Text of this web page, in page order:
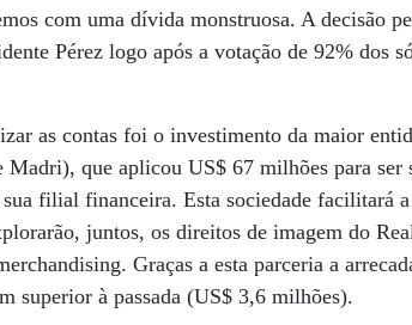
com uma dívida monstruosa. A decisão
Pérez logo após a votação de 92% dos
as contas foi o investimento da maior
Madri), que aplicou US$ 67 milhões para ser
filial financeira. Esta sociedade facilitará
juntos, os direitos de imagem do
Graças a esta parceria a
superior à passada (US$ 3,6 milhões).